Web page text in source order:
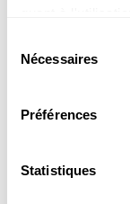
tout moment en
cookies ou en
Si vous le
Nécessaires
Préférences
Statistiques